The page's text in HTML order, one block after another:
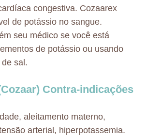
congestiva. Cozaarex
de potássio no sangue.
seu médico se você está
de potássio ou usando
sal.
Contra-indicações
aleitamento materno,
arterial, hiperpotassemia.